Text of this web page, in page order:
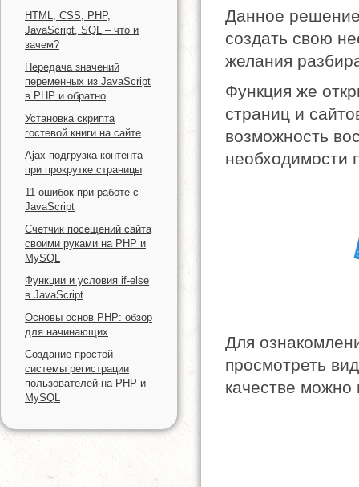
HTML, CSS, PHP,
JavaScript, SQL – что и
зачем?
Передача значений
переменных из JavaScript
в PHP и обратно
Установка скрипта
гостевой книги на сайте
Ajax-подгрузка контента
при прокрутке страницы
11 ошибок при работе с
JavaScript
Счетчик посещений сайта
своими руками на PHP и
MySQL
Функции и условия if-else
в JavaScript
Основы основ PHP: обзор
для начинающих
Создание простой
системы регистрации
пользователей на PHP и
MySQL
Данное
создать свою
желания
Функция же
страниц и
возможность
необходимости
Для
просмотреть
качестве